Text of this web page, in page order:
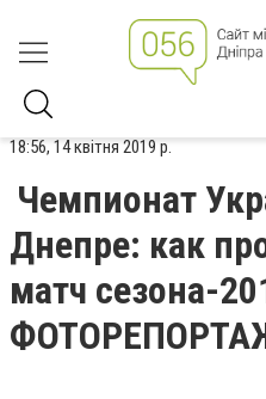
18:56, 14 квітня 2019 р.
Чемпионат
Днепре: как
матч сезона-